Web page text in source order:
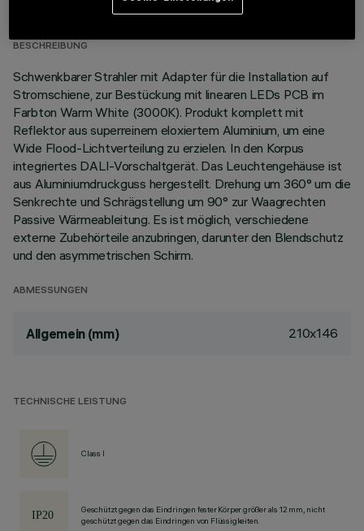
BESCHREIBUNG
Schwenkbarer Strahler mit Adapter für die Installation auf
Stromschiene, zur Bestückung mit linearen LEDs PCB im
Farbton Warm White (3000K). Produkt komplett mit
Reflektor aus superreinem eloxiertem Aluminium, um eine
Wide Flood-Lichtverteilung zu erzielen. In den Korpus
integriertes DALI-Vorschaltgerät. Das Leuchtengehäuse ist
aus Aluminiumdruckguss hergestellt. Drehung um 360° um die
Senkrechte und Schrägstellung um 90° zur Waagrechten
Passive Wärmeableitung. Es ist möglich, verschiedene
externe Zubehörteile anzubringen, darunter den Blendschutz
und den asymmetrischen Schirm.
ABMESSUNGEN
Allgemein (mm) 210x146
TECHNISCHE LEISTUNG
Class I
Geschützt gegen das Eindringen fester Körper größer als 12 mm, nicht
geschützt gegen das Eindringen von Flüssigkeiten.